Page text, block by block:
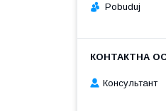
Pobuduj
Консультант